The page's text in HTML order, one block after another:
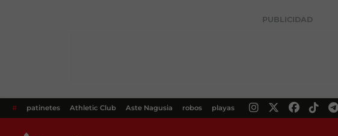
PUBLICIDAD
# patinetes Athletic Club Aste Nagusia robos playas